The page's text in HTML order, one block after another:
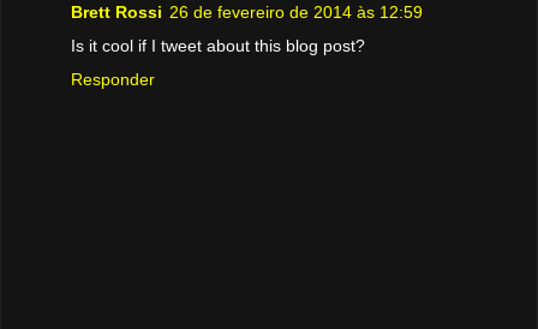
Brett Rossi 26 de fevereiro de 2014 às 12:59
Is it cool if I tweet about this blog post?
Responder